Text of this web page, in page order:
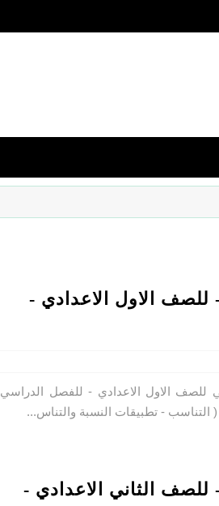
للصف الاول الاعدادي -
الاول الاعدادي - للفصل الدراسي
التناسب - تطبيقات النسبة والتناس...
للصف الثاني الاعدادي -